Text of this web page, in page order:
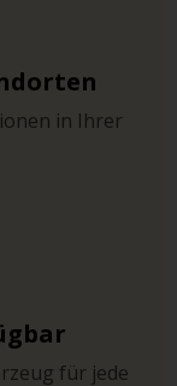
in Ihrer
für jede